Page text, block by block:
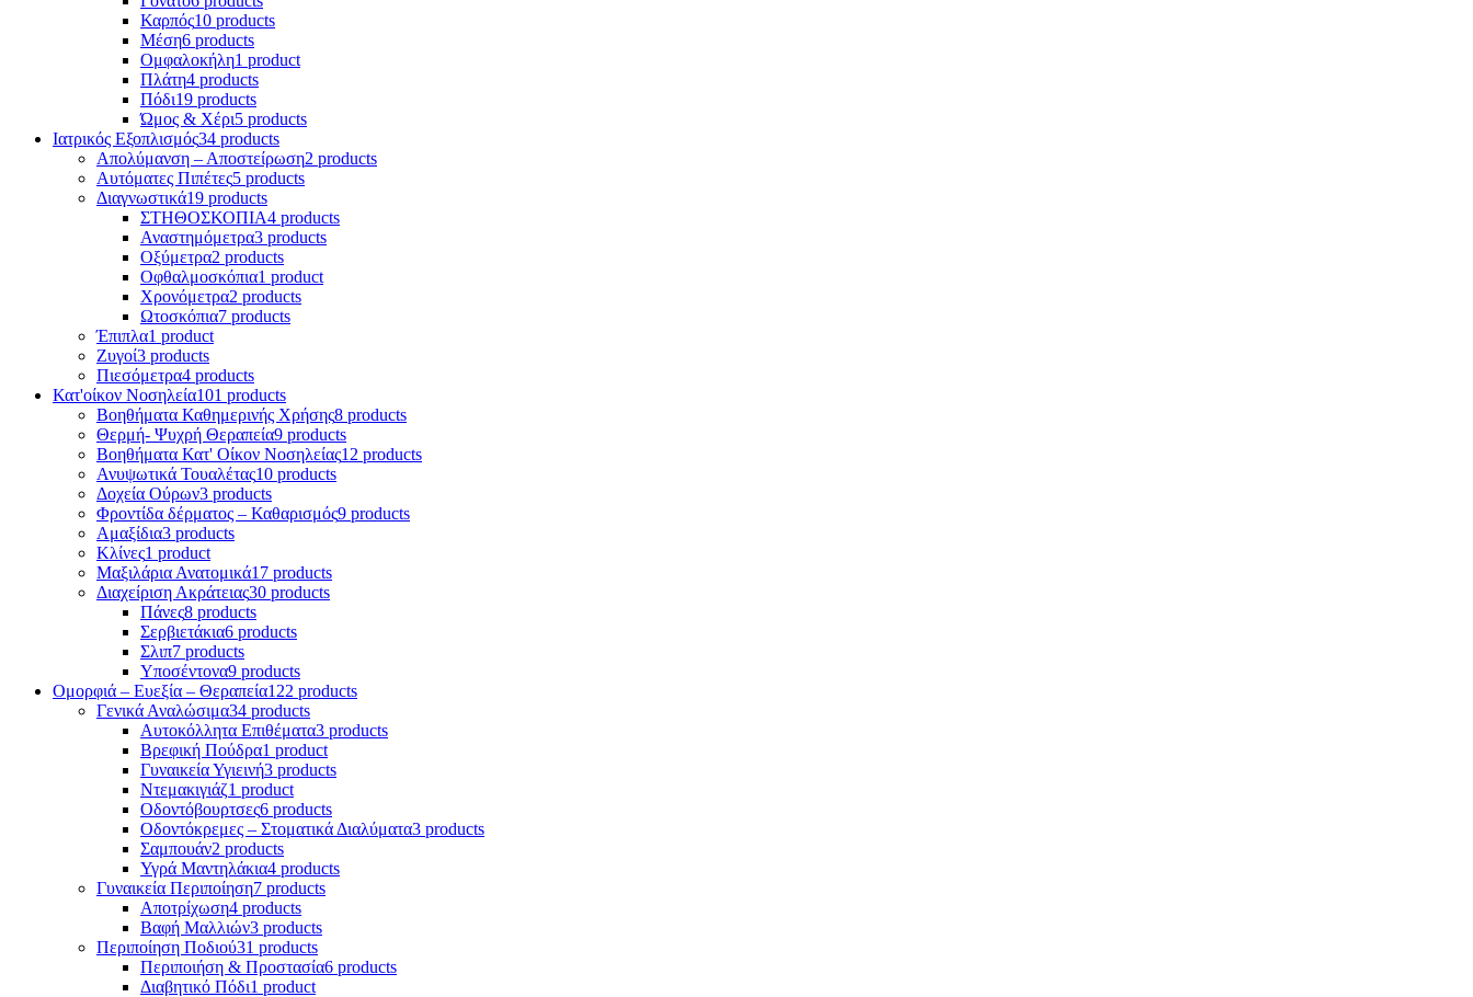
Καρπός10 products
Μέση6 products
Ομφαλοκήλη1 product
Πλάτη4 products
Πόδι19 products
Ώμος & Χέρι5 products
Ιατρικός Εξοπλισμός34 products
Απολύμανση – Αποστείρωση2 products
Αυτόματες Πιπέτες5 products
Διαγνωστικά19 products
ΣΤΗΘΟΣΚΟΠΙΑ4 products
Αναστημόμετρα3 products
Οξύμετρα2 products
Οφθαλμοσκόπια1 product
Χρονόμετρα2 products
Ωτοσκόπια7 products
Έπιπλα1 product
Ζυγοί3 products
Πιεσόμετρα4 products
Κατ'οίκον Νοσηλεία101 products
Βοηθήματα Καθημερινής Χρήσης8 products
Θερμή- Ψυχρή Θεραπεία9 products
Βοηθήματα Κατ' Οίκον Νοσηλείας12 products
Ανυψωτικά Τουαλέτας10 products
Δοχεία Ούρων3 products
Φροντίδα δέρματος – Καθαρισμός9 products
Αμαξίδια3 products
Κλίνες1 product
Μαξιλάρια Ανατομικά17 products
Διαχείριση Ακράτειας30 products
Πάνες8 products
Σερβιετάκια6 products
Σλιπ7 products
Υποσέντονα9 products
Ομορφιά – Ευεξία – Θεραπεία122 products
Γενικά Αναλώσιμα34 products
Αυτοκόλλητα Επιθέματα3 products
Βρεφική Πούδρα1 product
Γυναικεία Υγιεινή3 products
Ντεμακιγιάζ1 product
Οδοντόβουρτσες6 products
Οδοντόκρεμες – Στοματικά Διαλύματα3 products
Σαμπουάν2 products
Υγρά Μαντηλάκια4 products
Γυναικεία Περιποίηση7 products
Αποτρίχωση4 products
Βαφή Μαλλιών3 products
Περιποίηση Ποδιού31 products
Περιποιήση & Προστασία6 products
Διαβητικό Πόδι1 product